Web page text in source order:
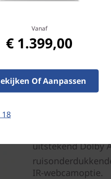
Goed voor de
De ThinkPad
tot 2,8K OLED
technologie voor
uitgebreide
verticaal scherm
uitstekend Dolby
IR-webcamoptie.
Vanaf
€ 1.399,00
Of Aanpassen
18